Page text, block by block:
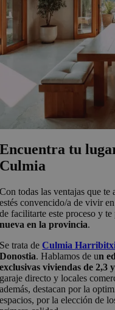
Encuentra tu
Culmia
Con todas las ventajas que te
estés convencido/a de vivir
de facilitarte este proceso y
nueva en la provincia.
Se trata deCulmia
Donostia. Hablamos de un
exclusivas viviendas de 2,3
garaje directo y locales
además, destacan por la
espacios, por la elección de